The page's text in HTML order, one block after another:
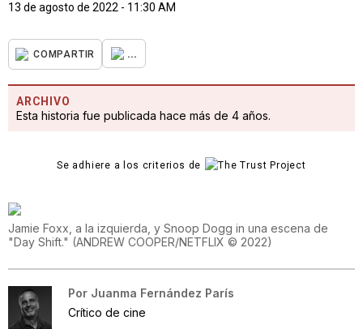
13 de agosto de 2022 - 11:30 AM
COMPARTIR ...
ARCHIVO
Esta historia fue publicada hace más de 4 años.
Se adhiere a los criterios de
Jamie Foxx, a la izquierda, y Snoop Dogg in una escena de
"Day Shift." (ANDREW COOPER/NETFLIX © 2022)
Por Juanma Fernández París
Crítico de cine